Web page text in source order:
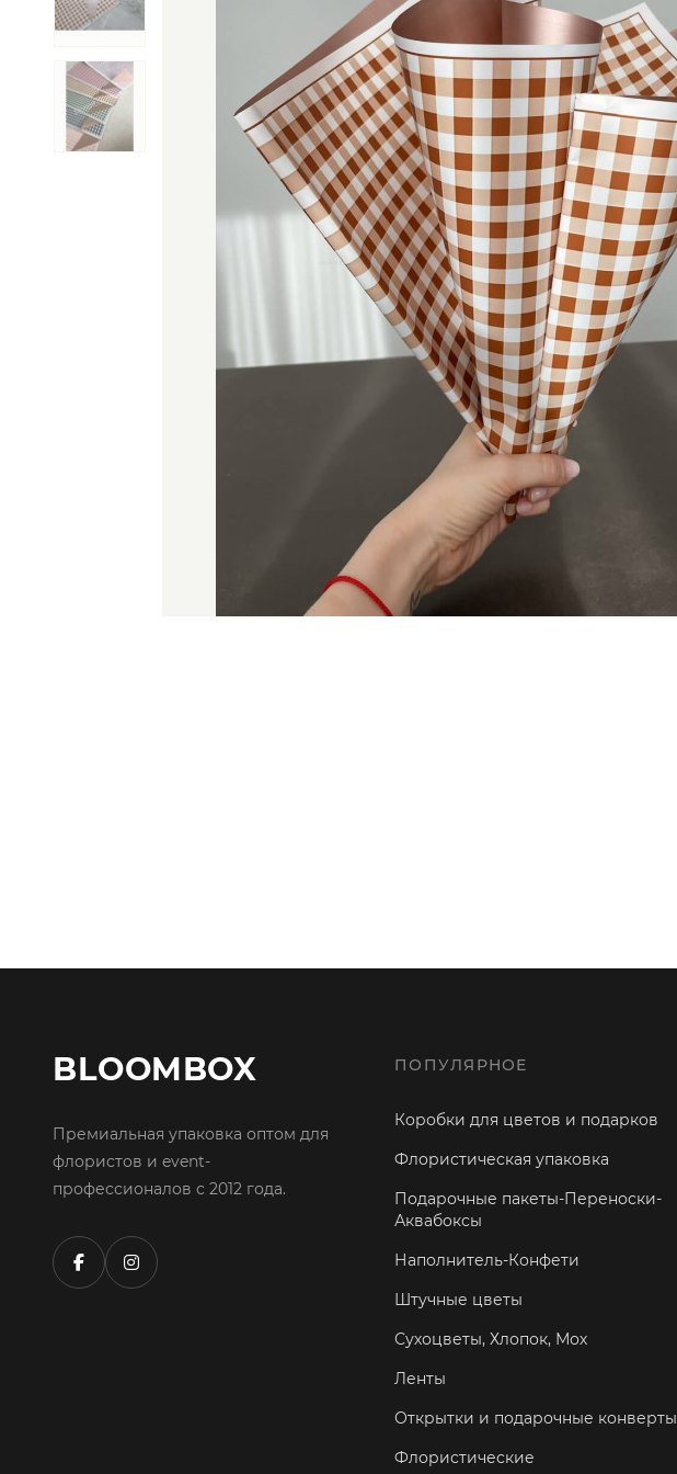
BLOOMBOX
Премиальная упаковка оптом для
флористов и event-
профессионалов с 2012 года.
ПОПУЛЯРНОЕ
Коробки для цветов и подарков
Флористическая упаковка
Подарочные пакеты-Переноски-
Аквабоксы
Наполнитель-Конфети
Штучные цветы
Сухоцветы, Хлопок, Мох
Ленты
Открытки и подарочные конверты
Флористические